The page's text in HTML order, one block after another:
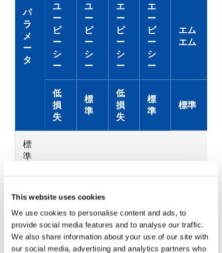
This website uses cookies
We use cookies to personalise content and ads, to
provide social media features and to analyse our traffic.
We also share information about your use of our site with
our social media, advertising and analytics partners who
パ
ラ
メ
ー
タ
ユ
ー
ピ
ー
シ
ー
ユ
ー
ピ
ー
シ
ー
エ
ー
ピ
ー
シ
ー
エ
ー
ピ
ー
シ
ー
エム
エム
低
損
失
標
準
低
損
失
標
準
標準
標
準
入
損
失
(dB)
0.08